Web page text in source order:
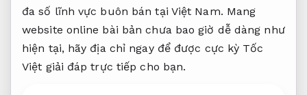
đa số lĩnh vực buôn bán tại Việt Nam. Mang
website online bài bản chưa bao giờ dễ dàng như
hiện tại, hãy địa chỉ ngay để được cực kỳ Tốc
Việt giải đáp trực tiếp cho bạn.